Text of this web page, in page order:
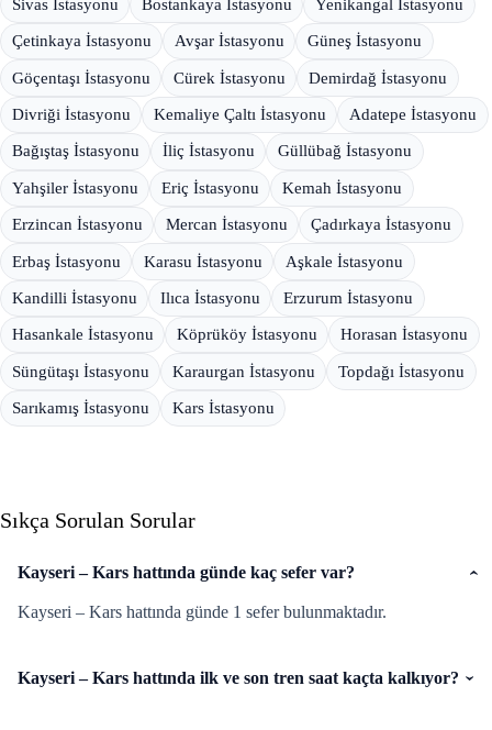
Sivas İstasyonu Bostankaya İstasyonu Yenikangal İstasyonu
Çetinkaya İstasyonu Avşar İstasyonu Güneş İstasyonu
Göçentaşı İstasyonu Cürek İstasyonu Demirdağ İstasyonu
Divriği İstasyonu Kemaliye Çaltı İstasyonu Adatepe İstasyonu
Bağıştaş İstasyonu İliç İstasyonu Güllübağ İstasyonu
Yahşiler İstasyonu Eriç İstasyonu Kemah İstasyonu
Erzincan İstasyonu Mercan İstasyonu Çadırkaya İstasyonu
Erbaş İstasyonu Karasu İstasyonu Aşkale İstasyonu
Kandilli İstasyonu Ilıca İstasyonu Erzurum İstasyonu
Hasankale İstasyonu Köprüköy İstasyonu Horasan İstasyonu
Süngütaşı İstasyonu Karaurgan İstasyonu Topdağı İstasyonu
Sarıkamış İstasyonu Kars İstasyonu
Sıkça Sorulan Sorular
Kayseri – Kars hattında günde kaç sefer var?
Kayseri – Kars hattında günde 1 sefer bulunmaktadır.
Kayseri – Kars hattında ilk ve son tren saat kaçta kalkıyor?